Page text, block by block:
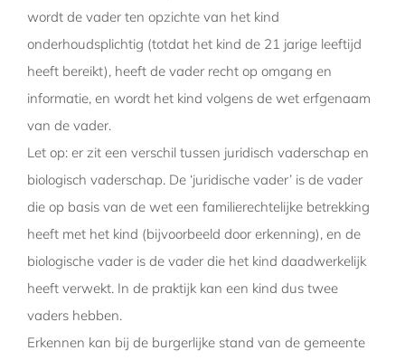
wordt de vader ten opzichte van het kind
onderhoudsplichtig (totdat het kind de 21 jarige leeftijd
heeft bereikt), heeft de vader recht op omgang en
informatie, en wordt het kind volgens de wet erfgenaam
van de vader.
Let op: er zit een verschil tussen juridisch vaderschap en
biologisch vaderschap. De ‘juridische vader’ is de vader
die op basis van de wet een familierechtelijke betrekking
heeft met het kind (bijvoorbeeld door erkenning), en de
biologische vader is de vader die het kind daadwerkelijk
heeft verwekt. In de praktijk kan een kind dus twee
vaders hebben.
Erkennen kan bij de burgerlijke stand van de gemeente